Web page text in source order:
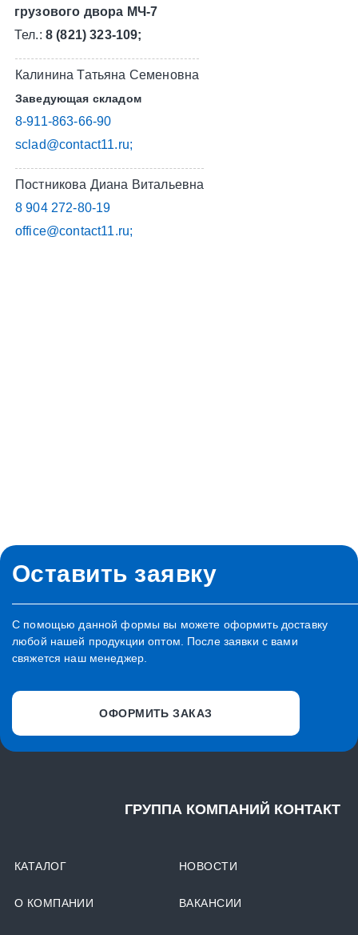
грузового двора МЧ-7
Тел.: 8 (821) 323-109;
Калинина Татьяна Семеновна
Заведующая складом
8-911-863-66-90
sclad@contact11.ru;
Постникова Диана Витальевна
8 904 272-80-19
office@contact11.ru;
Оставить заявку
С помощью данной формы вы можете оформить доставку
любой нашей продукции оптом. После заявки с вами
свяжется наш менеджер.
ОФОРМИТЬ ЗАКАЗ
ГРУППА КОМПАНИЙ КОНТАКТ
КАТАЛОГ
О КОМПАНИИ
НОВОСТИ
ВАКАНСИИ